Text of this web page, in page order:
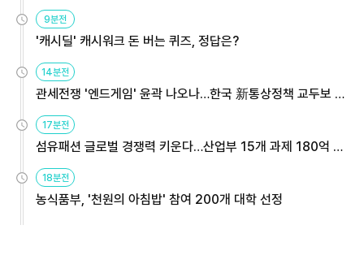
9분전
'캐시딜' 캐시워크 돈 버는 퀴즈, 정답은?
14분전
관세전쟁 '엔드게임' 윤곽 나오나…한국 新통상정책 교두보 활
용해야
17분전
섬유패션 글로벌 경쟁력 키운다…산업부 15개 과제 180억 지
원
18분전
농식품부, '천원의 아침밥' 참여 200개 대학 선정